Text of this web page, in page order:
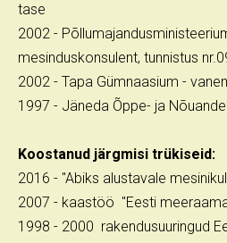
tase
2002 -
mesinduskonsulent, tunnistus
2002 - Tapa Gümnaasium -
1997 - Jäneda Õppe- ja
Koostanud järgmisi trükiseid:
2016 - "Abiks alustavale
2007 - kaastöö "Eesti
1998 - 2000 rakendusuuringud